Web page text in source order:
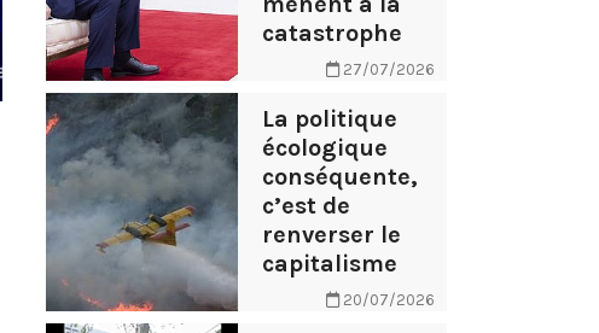
catastrophe
27/07/2026
La politique
écologique
conséquente,
c’est de
renverser le
capitalisme
20/07/2026